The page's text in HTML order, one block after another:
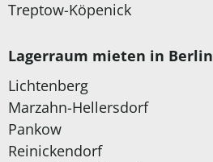
Treptow-Köpenick
Lagerraum mieten in Berlin
Lichtenberg
Marzahn-Hellersdorf
Pankow
Reinickendorf